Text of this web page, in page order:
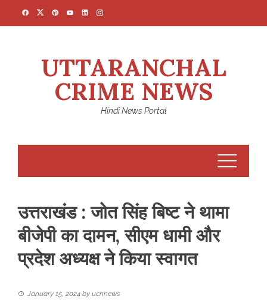
UTTARANCHAL
CRIME NEWS
Hindi News Portal
उत्तराखंड : जोत सिंह बिष्ट ने थामा
बीजेपी का दामन, सीएम धामी और
प्रदेश अध्यक्ष ने किया स्वागत
January 15, 2024 by ucnnews